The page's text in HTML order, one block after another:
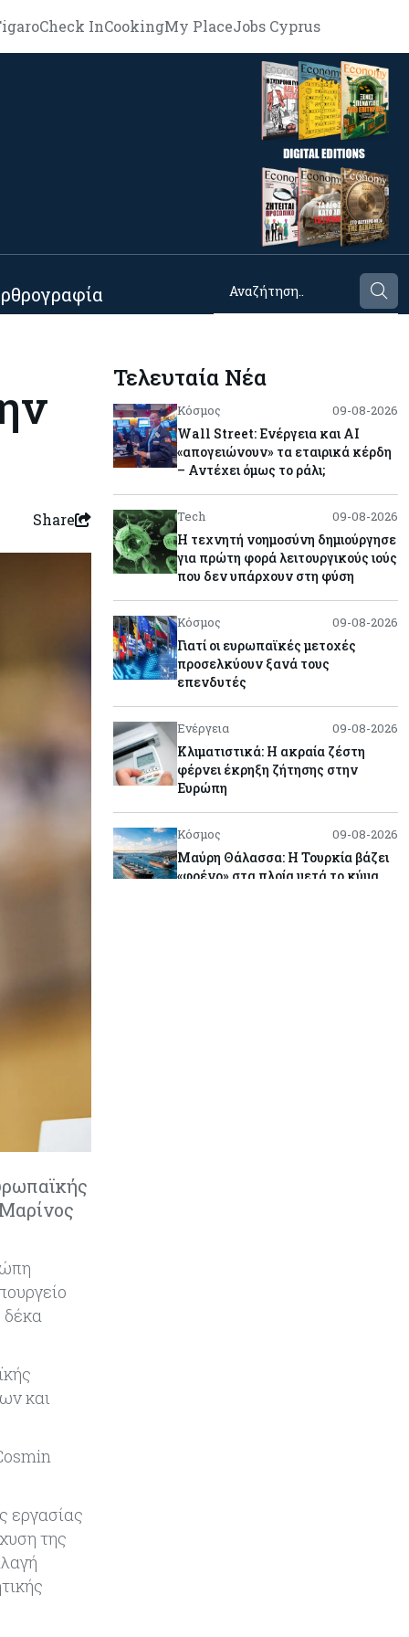
Check InCookingMy PlaceJobs Cyprus
Share
δέκα
και
εργασίας
της
Τελευταία Νέα
Κόσμος 09-08-2026
Wall Street: Ενέργεια και AI
«απογειώνουν» τα εταιρικά κέρδη
– Αντέχει όμως το ράλι;
Tech 09-08-2026
Η τεχνητή νοημοσύνη δημιούργησε
για πρώτη φορά λειτουργικούς ιούς
που δεν υπάρχουν στη φύση
Κόσμος 09-08-2026
Γιατί οι ευρωπαϊκές μετοχές
προσελκύουν ξανά τους
επενδυτές
Ενέργεια 09-08-2026
Κλιματιστικά: Η ακραία ζέστη
φέρνει έκρηξη ζήτησης στην
Ευρώπη
Κόσμος 09-08-2026
Μαύρη Θάλασσα: Η Τουρκία βάζει
«φρένο» στα πλοία μετά το κύμα